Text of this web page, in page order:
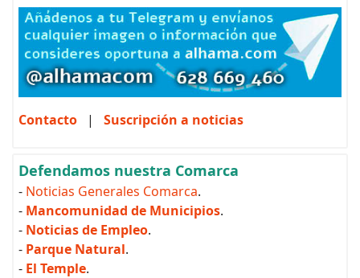
Contacto | Suscripción a noticias
Defendamos nuestra Comarca
- Noticias Generales Comarca.
- Mancomunidad de Municipios.
- Noticias de Empleo.
- Parque Natural.
- El Temple.